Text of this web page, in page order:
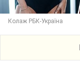
Колаж РБК-Україна